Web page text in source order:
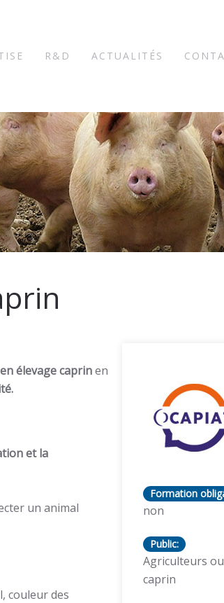
R&D ACTUALITÉS
Formation
non
Public:
Agriculteurs
caprin
élevage caprinen
et la
un animal
couleur des